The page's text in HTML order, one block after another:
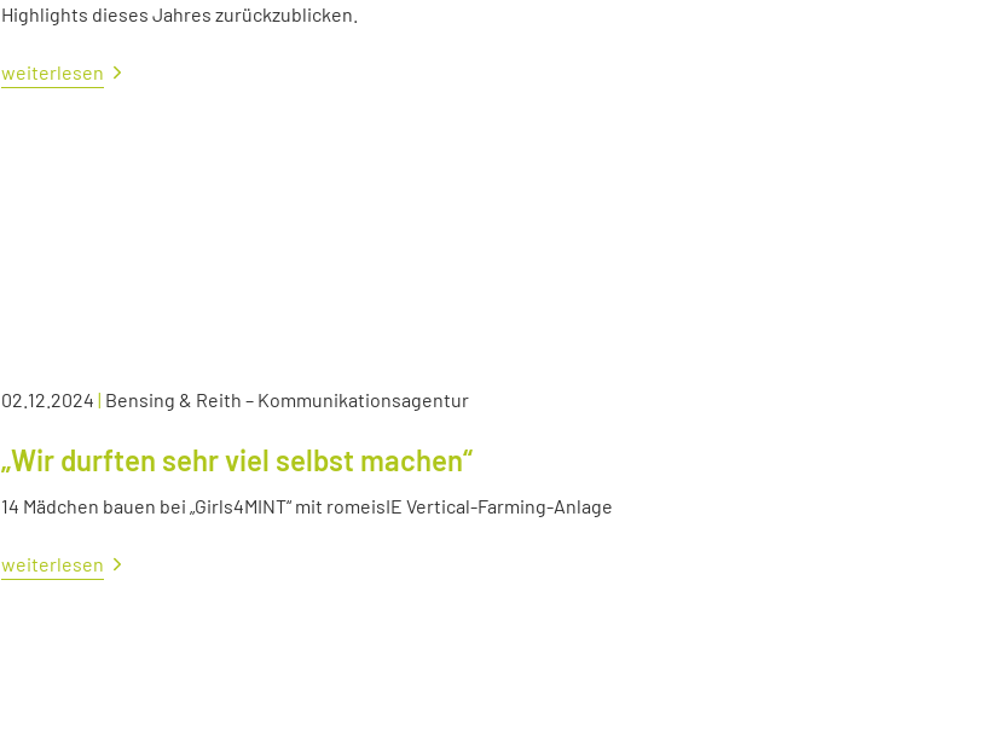
Highlights dieses Jahres zurückzublicken.
weiterlesen
02.12.2024 | Bensing & Reith – Kommunikationsagentur
„Wir durften sehr viel selbst machen“
14 Mädchen bauen bei „Girls4MINT“ mit romeisIE Vertical-Farming-Anlage
weiterlesen